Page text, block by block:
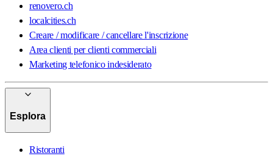
renovero.ch
localcities.ch
Creare / modificare / cancellare l'inscrizione
Area clienti per clienti commerciali
Marketing telefonico indesiderato
Esplora
Ristoranti